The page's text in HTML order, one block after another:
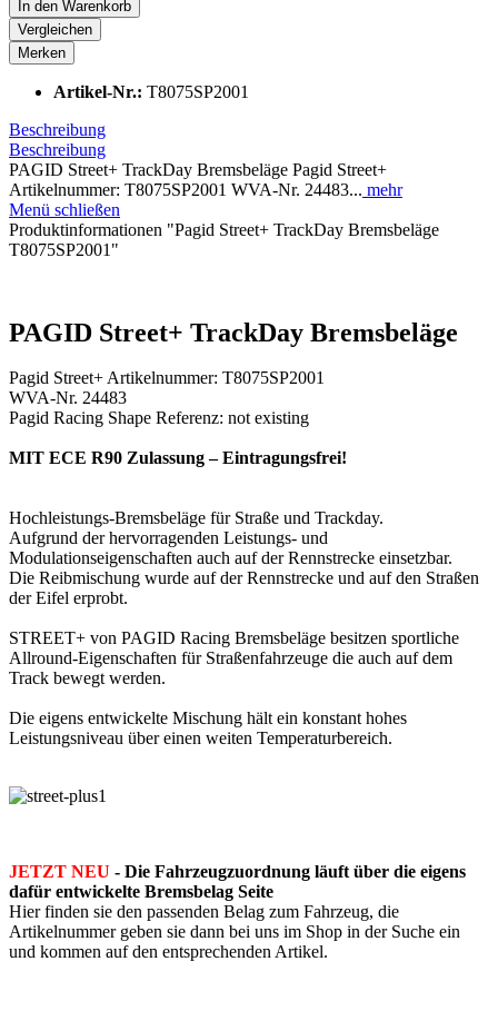
In den Warenkorb
Vergleichen
Merken
Artikel-Nr.: T8075SP2001
Beschreibung
Beschreibung
PAGID Street+ TrackDay Bremsbeläge Pagid Street+
Artikelnummer: T8075SP2001 WVA-Nr. 24483... mehr
Menü schließen
Produktinformationen "Pagid Street+ TrackDay Bremsbeläge
T8075SP2001"
PAGID Street+ TrackDay Bremsbeläge
Pagid Street+ Artikelnummer: T8075SP2001
WVA-Nr. 24483
Pagid Racing Shape Referenz: not existing
MIT ECE R90 Zulassung – Eintragungsfrei!
Hochleistungs-Bremsbeläge für Straße und Trackday.
Aufgrund der hervorragenden Leistungs- und
Modulationseigenschaften auch auf der Rennstrecke einsetzbar.
Die Reibmischung wurde auf der Rennstrecke und auf den Straßen
der Eifel erprobt.
STREET+ von PAGID Racing Bremsbeläge besitzen sportliche
Allround-Eigenschaften für Straßenfahrzeuge die auch auf dem
Track bewegt werden.
Die eigens entwickelte Mischung hält ein konstant hohes
Leistungsniveau über einen weiten Temperaturbereich.
JETZT NEU - Die Fahrzeugzuordnung läuft über die eigens
dafür entwickelte Bremsbelag Seite
Hier finden sie den passenden Belag zum Fahrzeug, die
Artikelnummer geben sie dann bei uns im Shop in der Suche ein
und kommen auf den entsprechenden Artikel.